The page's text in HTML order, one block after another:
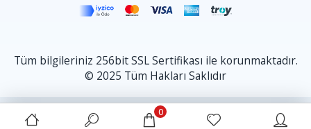
Tüm bilgileriniz 256bit SSL Sertifikası ile korunmaktadır.
© 2025 Tüm Hakları Saklıdır
0